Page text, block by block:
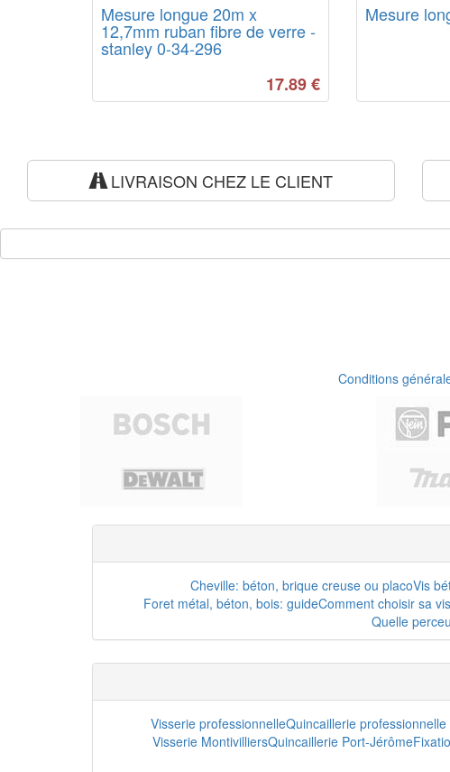
Mesure longue 20m x
12,7mm ruban fibre de verre -
stanley 0-34-296
17.89 €
Mesure
LIVRAISON CHEZ LE CLIENT
Conditions
Cheville: béton, brique creuse ou placoVis
Foret métal, béton, bois: guideComment choisir sa
Quelle
Visserie professionnelleQuincaillerie
Visserie MontivilliersQuincaillerie Port-Jérôme